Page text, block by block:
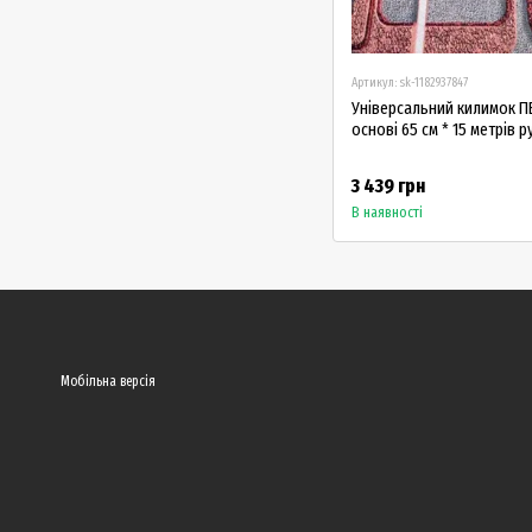
Артикул: sk-1182937847
Універсальний килимок
основі 65 см * 15 метрів
3 439 грн
В наявності
Мобільна версія